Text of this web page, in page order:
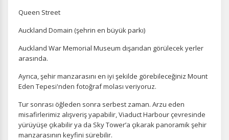
Queen Street
Auckland Domain (şehrin en büyük parkı)
Auckland War Memorial Museum dışarıdan görülecek yerler
arasında.
Ayrıca, şehir manzarasını en iyi şekilde görebileceğiniz Mount
Eden Tepesi'nden fotoğraf molası veriyoruz.
Tur sonrası öğleden sonra serbest zaman. Arzu eden
misafirlerimiz alışveriş yapabilir, Viaduct Harbour çevresinde
yürüyüşe çıkabilir ya da Sky Tower’a çıkarak panoramik şehir
manzarasının keyfini sürebilir.